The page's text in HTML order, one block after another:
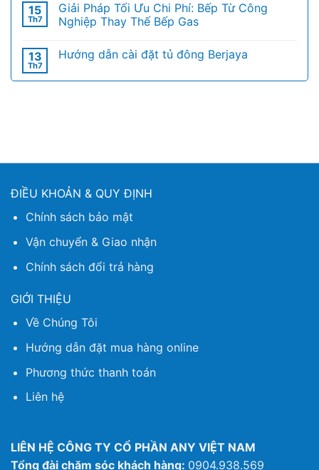
15
Th7
Giải Pháp Tối Ưu Chi Phí: Bếp Từ Công
Nghiệp Thay Thế Bếp Gas
13
Th7
Hướng dẫn cài đặt tủ đông Berjaya
ĐIỀU KHOẢN & QUY ĐỊNH
Chính sách bảo mật
Vận chuyển & Giao nhận
Chính sách đổi trả hàng
GIỚI THIỆU
Về Chúng Tôi
Hướng dẫn đặt mua hàng online
Phương thức thanh toán
Liên hệ
LIÊN HỆ CÔNG TY CỔ PHẦN ANY VIỆT NAM
Tổng đài chăm sóc khách hàng: 0904.938.569